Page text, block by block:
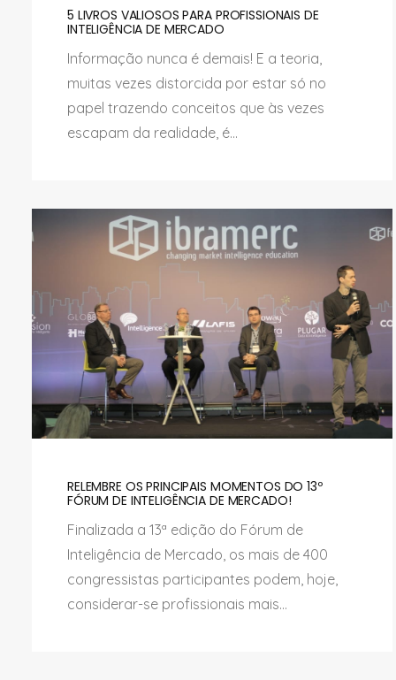
5 LIVROS VALIOSOS PARA PROFISSIONAIS DE
INTELIGÊNCIA DE MERCADO
Informação nunca é demais! E a teoria,
muitas vezes distorcida por estar só no
papel trazendo conceitos que às vezes
escapam da realidade, é...
RELEMBRE OS PRINCIPAIS MOMENTOS DO 13º
FÓRUM DE INTELIGÊNCIA DE MERCADO!
Finalizada a 13ª edição do Fórum de
Inteligência de Mercado, os mais de 400
congressistas participantes podem, hoje,
considerar-se profissionais mais...